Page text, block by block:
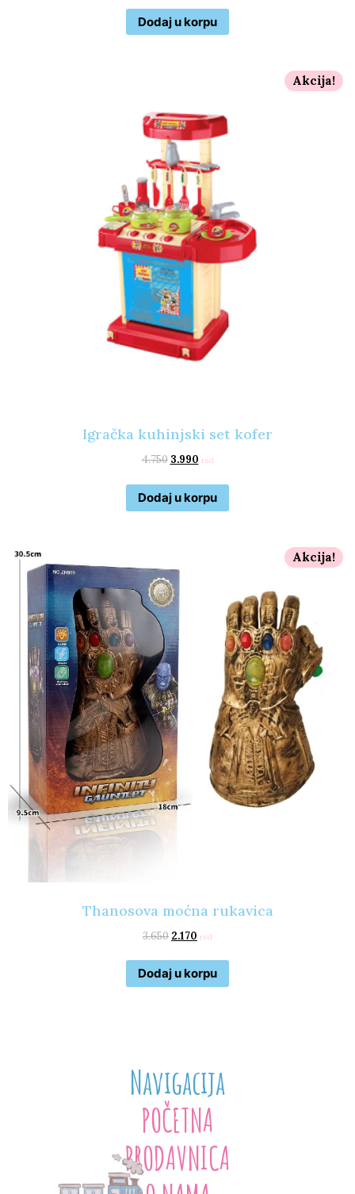
Dodaj u korpu
Akcija!
Igračka kuhinjski set kofer
4.750 3.990 rsd
Dodaj u korpu
Akcija!
Thanosova moćna rukavica
3.650 2.170 rsd
Dodaj u korpu
Navigacija
POČETNA
PRODAVNICA